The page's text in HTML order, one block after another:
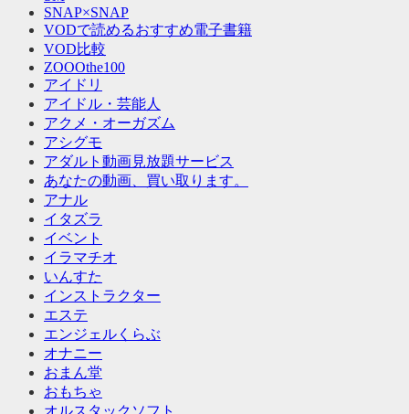
SNAP×SNAP
VODで読めるおすすめ電子書籍
VOD比較
ZOOOthe100
アイドリ
アイドル・芸能人
アクメ・オーガズム
アシグモ
アダルト動画見放題サービス
あなたの動画、買い取ります。
アナル
イタズラ
イベント
イラマチオ
いんすた
インストラクター
エステ
エンジェルくらぶ
オナニー
おまん堂
おもちゃ
オルスタックソフト